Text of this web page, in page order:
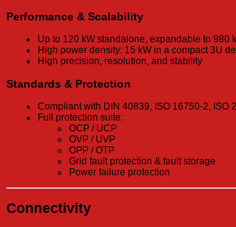
Performance & Scalability
Up to 120 kW standalone, expandable to 980
High power density: 15 kW in a compact 3U
High precision, resolution, and stability
Standards & Protection
Compliant with DIN 40839, ISO 16750-2, ISO
Full protection suite:
OCP / UCP
OVP / UVP
OPP / OTP
Grid fault protection & fault storage
Power failure protection
Connectivity